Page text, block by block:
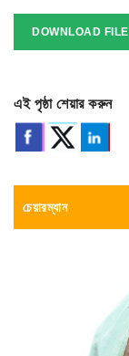
DOWNLOAD FILE
এই পৃষ্ঠা শেয়ার করুন
চেয়ারম্যান